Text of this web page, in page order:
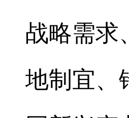
战略需求
地制宜、